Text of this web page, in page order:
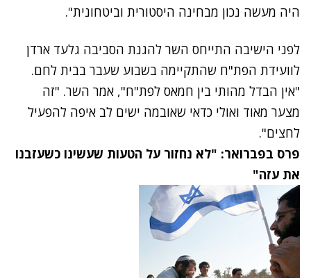
היה מעשה נכון מבחינה היסטורית וביטחונית".
לפני הישיבה התייחס השר להגנת הסביבה גלעד ארדן
לוועידת הפת"ח שהתקיימה בשבוע שעבר בבית לחם.
"אין הבדל מהותי בין חמאס לפת"ח", אמר השר. "זה
מצער מאוד ואולי כדאי שאובמה ישים לב איפה להפעיל
לחצים".
פרס בפברואר: "לא נחזור על הטעות שעשינו כשעזבנו
את עזה"